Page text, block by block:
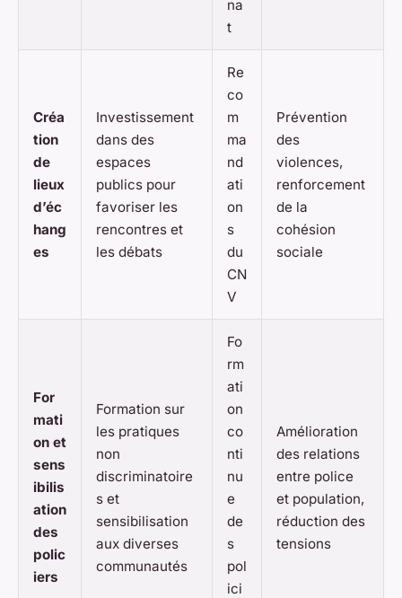
na
t
Créa
tion
de
lieux
d’éc
hang
es
Investissement
dans des
espaces
publics pour
favoriser les
rencontres et
les débats
Re
co
m
ma
nd
ati
on
s
du
CN
V
Prévention
des
violences,
renforcement
de la
cohésion
sociale
For
mati
on et
sens
ibilis
ation
des
polic
iers
Formation sur
les pratiques
non
discriminatoire
s et
sensibilisation
aux diverses
communautés
Fo
rm
ati
on
co
nti
nu
e
de
s
pol
ici
Amélioration
des relations
entre police
et population,
réduction des
tensions